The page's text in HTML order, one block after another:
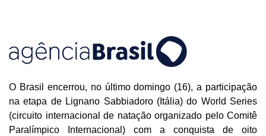
O Brasil encerrou, no último domingo (16), a participação
na etapa de Lignano Sabbiadoro (Itália) do World Series
(circuito internacional de natação organizado pelo Comitê
Paralímpico Internacional) com a conquista de oito